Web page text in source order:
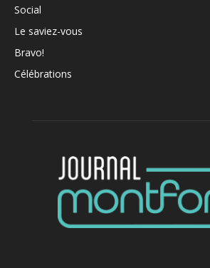
Social
Le saviez-vous
Bravo!
Célébrations